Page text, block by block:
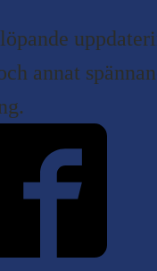
annat